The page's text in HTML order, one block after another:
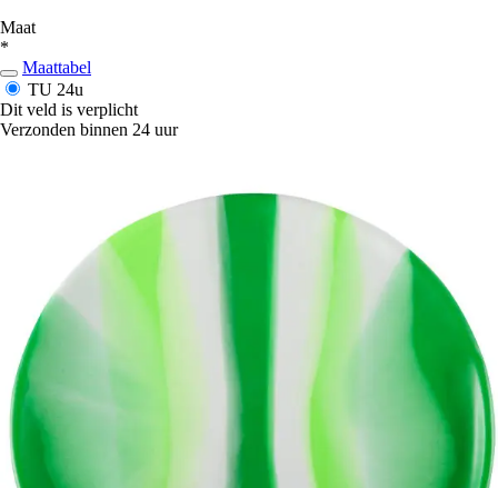
Maat
*
Maattabel
TU 24u
Dit veld is verplicht
Verzonden binnen 24 uur